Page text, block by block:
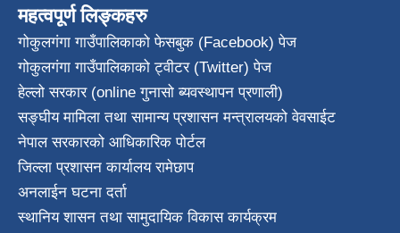
महत्वपूर्ण लिङ्कहरु
गोकुलगंगा गाउँपालिकाको फेसबुक (Facebook) पेज
गोकुलगंगा गाउँपालिकाको ट्वीटर (Twitter) पेज
हेल्लो सरकार (online गुनासो ब्यवस्थापन प्रणाली)
सङ्घीय मामिला तथा सामान्य प्रशासन मन्त्रालयको वेवसाईट
नेपाल सरकारको आधिकारिक पोर्टल
जिल्ला प्रशासन कार्यालय रामेछाप
अनलाईन घटना दर्ता
स्थानिय शासन तथा सामुदायिक विकास कार्यक्रम